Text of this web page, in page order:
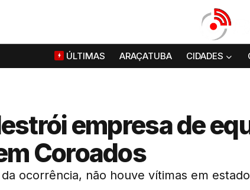
ÚLTIMAS ARAÇATUBA CIDADES
empresa de
Coroados
ocorrência, não houve vítimas em